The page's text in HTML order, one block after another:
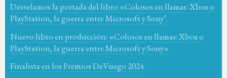
Desvelamos la portada del libro «Colosos en llamas: Xbox o
PlayStation, la guerra entre Microsoft y Sony’.
Nuevo libro en producción: «Colosos en llamas: Xbox o
PlayStation, la guerra entre Microsoft y Sony»
Finalista en los Premios DeVuego 2024